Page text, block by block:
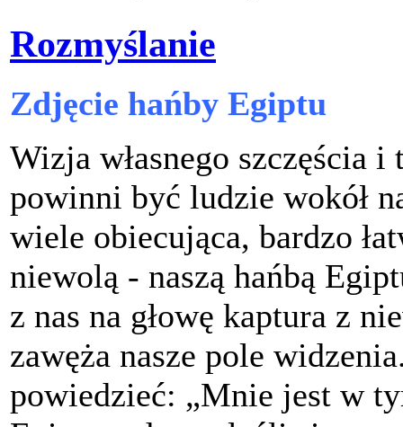
Rozmyślanie
Zdjęcie hańby Egiptu
Wizja własnego szczęścia
powinni być ludzie wokół
wiele obiecująca, bardzo
niewolą - naszą hańbą
z nas na głowę kaptura z
zawęża nasze pole
powiedzieć: „Mnie jest w